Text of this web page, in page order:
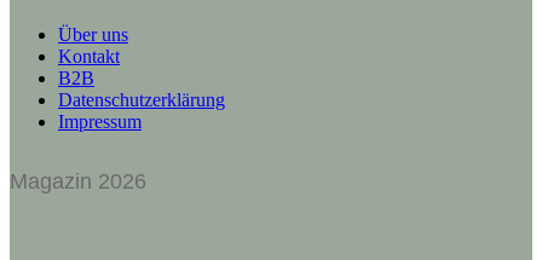
Über uns
Kontakt
B2B
Datenschutzerklärung
Impressum
Magazin 2026